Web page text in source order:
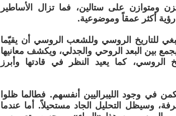
ومتوازن على ستالين، فما تزال الأساطير
رؤية أكثر عمقاً وموضوعية.
للتاريخ الروسي وللشعب الروسي أن يقيّما
يجمع بين البعد الروحي والجدلي، ويكشف معانيها
الروسي، كما يعيد النظر في قادتها وأبرز
في وجود الليبراليين أنفسهم. فطالما ظلوا
وسيظل التحليل الجاد مستحيلاً. أما عندما